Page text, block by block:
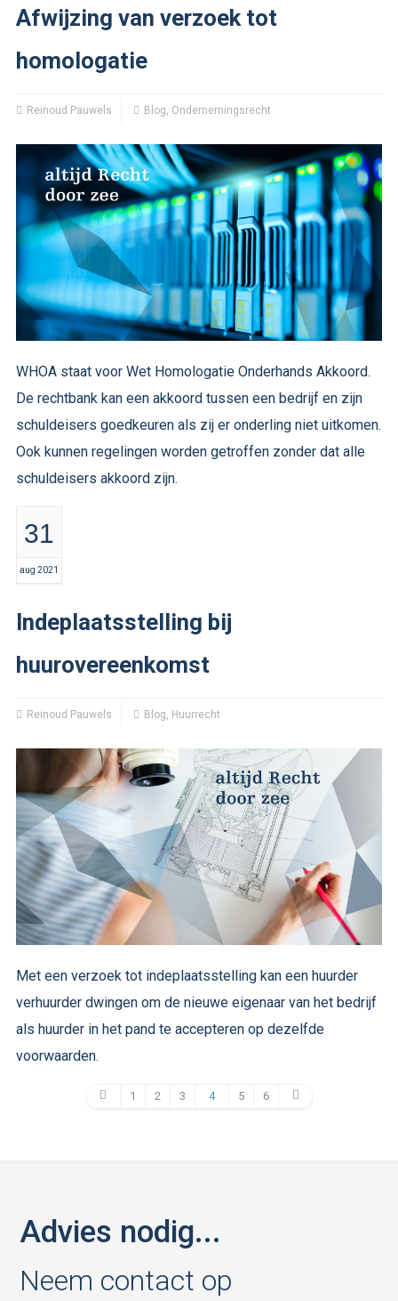
Afwijzing van verzoek tot
homologatie
Reinoud Pauwels Blog, Ondernemingsrecht
WHOA staat voor Wet Homologatie Onderhands Akkoord.
De rechtbank kan een akkoord tussen een bedrijf en zijn
schuldeisers goedkeuren als zij er onderling niet uitkomen.
Ook kunnen regelingen worden getroffen zonder dat alle
schuldeisers akkoord zijn.
31
aug 2021
Indeplaatsstelling bij
huurovereenkomst
Reinoud Pauwels Blog, Huurrecht
Met een verzoek tot indeplaatsstelling kan een huurder
verhuurder dwingen om de nieuwe eigenaar van het bedrijf
als huurder in het pand te accepteren op dezelfde
voorwaarden.
1 2 3 4 5 6
Advies nodig...
Neem contact op